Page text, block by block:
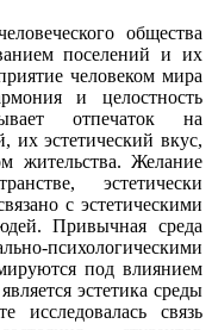
общества
поселений и их
человеком мира
и целостность
отпечаток на
их эстетический вкус,
жительства. Желание
эстетически
с эстетическими
Привычная среда
психологическими
под влиянием
эстетика среды
исследовалась связь